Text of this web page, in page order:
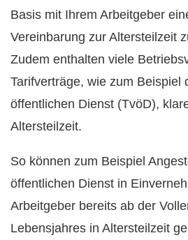
Basis mit Ihrem Arbeitgeber
Vereinbarung zur Altersteilzeit
Zudem enthalten viele
Tarifverträge, wie zum Beispiel
öffentlichen Dienst (TvöD),
Altersteilzeit.
So können zum Beispiel
öffentlichen Dienst in
Arbeitgeber bereits ab der
Lebensjahres in Altersteilzeit